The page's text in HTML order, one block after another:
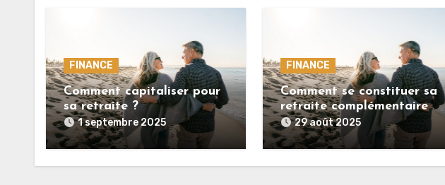
FINANCE
Comment capitaliser pour
sa retraite ?
1 septembre 2025
FINANCE
Comment se constituer sa
retraite complémentaire
personnelle ?
29 août 2025